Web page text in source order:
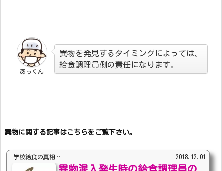
あっくん
異物を発見するタイミングによっては、
給食調理員側の責任になります。
異物に関する記事はこちらをご覧下さい。
学校給食の真相… 2018.12.01
異物混入発生時の給食調理員の